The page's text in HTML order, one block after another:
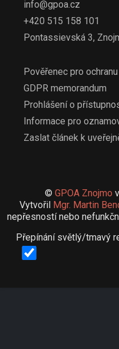
info@gpoa.cz
+420 515 158 101
Pontassievská 3,
Pověřenec pro
GDPR memorandum
Prohlášení o
Informace pro
Zaslat článek k
© GPOA Znojmo
Vytvořil Mgr. Martin
nepřesností nebo
Přepínání světlý/tmavý